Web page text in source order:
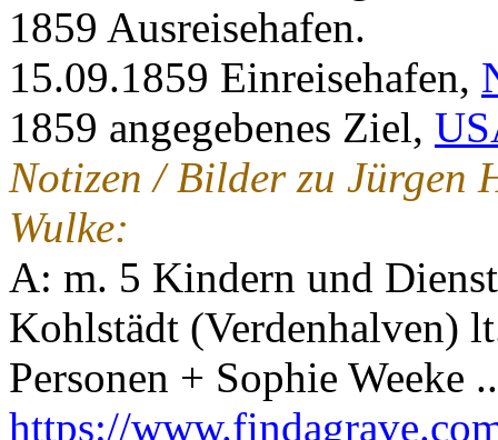
1859 Ausreisehafen.
15.09.1859 Einreisehafen,
1859 angegebenes Ziel,
Notizen / Bilder zu Jürgen
Wulke:
A: m. 5 Kindern und
Kohlstädt (Verdenhalven)
Personen + Sophie Weeke
https://